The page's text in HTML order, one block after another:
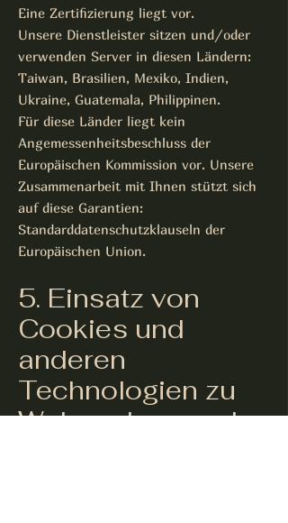
Eine Zertifizierung liegt vor.
Unsere Dienstleister sitzen und/oder
verwenden Server in diesen Ländern:
Taiwan, Brasilien, Mexiko, Indien,
Ukraine, Guatemala, Philippinen.
Für diese Länder liegt kein
Angemessenheitsbeschluss der
Europäischen Kommission vor. Unsere
Zusammenarbeit mit Ihnen stützt sich
auf diese Garantien:
Standarddatenschutzklauseln der
Europäischen Union.
5. Einsatz von
Cookies und
anderen
Technologien zu
Webanalyse und